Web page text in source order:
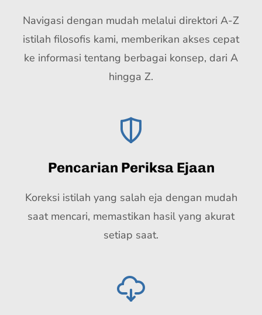
Navigasi dengan mudah melalui direktori A-Z
istilah filosofis kami, memberikan akses cepat
ke informasi tentang berbagai konsep, dari A
hingga Z.
Pencarian Periksa Ejaan
Koreksi istilah yang salah eja dengan mudah
saat mencari, memastikan hasil yang akurat
setiap saat.